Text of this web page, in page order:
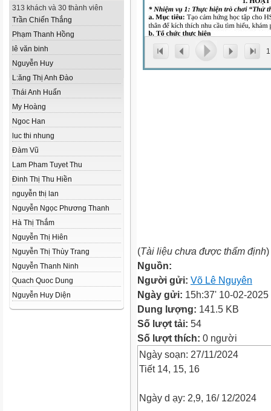
313 khách và 30 thành viên
Trần Chiến Thắng
Phạm Thanh Hồng
lê văn binh
Nguyễn Huy
L:ăng Thị Anh Đào
Thái Anh Huấn
My Hoàng
Ngoc Han
luc thi nhung
Đàm Vũ
Lam Pham Tuyet Thu
Đinh Thị Thu Hiền
nguyễn thị lan
Nguyễn Ngọc Phương Thanh
Hà Thị Thắm
Nguyễn Thị Hiên
Nguyễn Thị Thùy Trang
Nguyễn Thanh Ninh
Quach Quoc Dung
Nguyễn Huy Diện
1
(Tài liệu chưa được thẩm định)
Nguồn:
Người gửi: Võ Lê Nguyên
Ngày gửi: 15h:37' 10-02-2025
Dung lượng: 141.5 KB
Số lượt tải: 54
Số lượt thích: 0 người
Ngày soạn: 27/11/2024
Tiết 14, 15, 16
Ngày d ạy: 2,9, 16/ 12/2024